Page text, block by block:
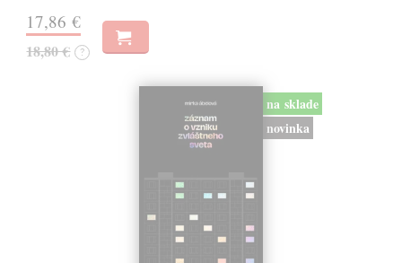
17,86 €
18,80 € ?
na sklade
novinka